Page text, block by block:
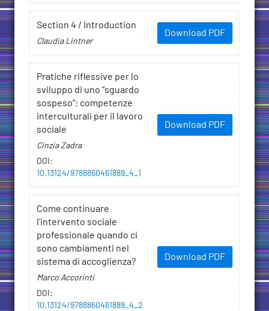
Section 4 / Introduction
Claudia Lintner
Download PDF
Pratiche riflessive per lo
sviluppo di uno “sguardo
sospeso”: competenze
interculturali per il lavoro
sociale
Cinzia Zadra
DOI :
10.13124/9788860461889_4_1
Download PDF
Come continuare
l’intervento sociale
professionale quando ci
sono cambiamenti nel
sistema di accoglienza?
Marco Accorinti
DOI :
10.13124/9788860461889_4_2
Download PDF